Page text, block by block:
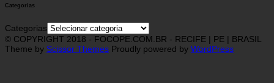
Categorias
Categorias
© COPYRIGHT 2018 - FOCOPE.COM.BR - RECIFE | PE | BRASIL
Theme by Scissor Themes Proudly powered by WordPress